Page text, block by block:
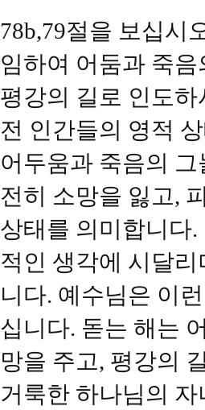
78b,79절을 보십시
임하여 어둠과 죽
평강의 길로 인도
전 인간들의 영적
어두움과 죽음의
전히 소망을 잃고,
상태를 의미합니다
적인 생각에 시달
니다. 예수님은 이
십니다. 돋는 해는
망을 주고, 평강의
거룩한 하나님의